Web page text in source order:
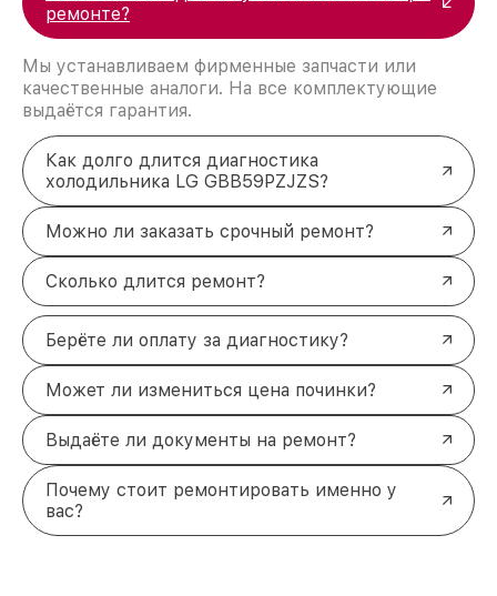
ремонте?
Мы устанавливаем фирменные запчасти или
качественные аналоги. На все комплектующие
выдаётся гарантия.
Как долго длится диагностика
холодильника LG GBB59PZJZS?
Можно ли заказать срочный ремонт?
Сколько длится ремонт?
Берёте ли оплату за диагностику?
Может ли измениться цена починки?
Выдаёте ли документы на ремонт?
Почему стоит ремонтировать именно у
вас?